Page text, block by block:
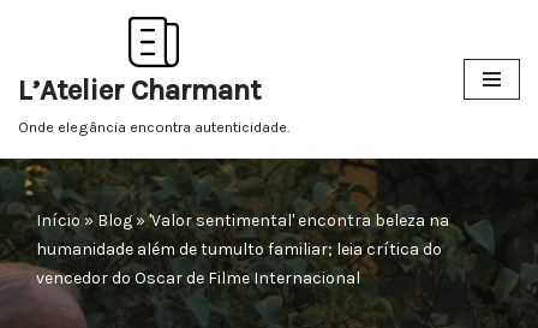
para
o
L’Atelier Charmant
Onde elegância encontra autenticidade.
Início » Blog»'Valor sentimental' encontra beleza na
humanidade além de tumulto familiar; leia crítica do
vencedor do Oscar de Filme Internacional